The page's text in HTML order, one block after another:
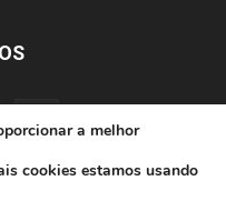
a melhor
cookies estamos usando